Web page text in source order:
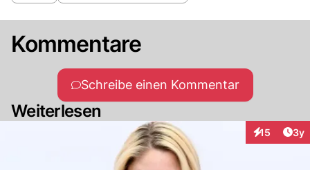
Kommentare
Schreibe einen Kommentar
Weiterlesen
15 3y